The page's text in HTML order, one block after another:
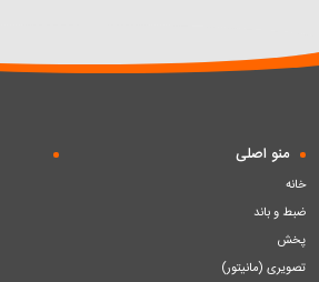
منو اصلی
خانه
ضبط و باند
پخش
تصویری (مانیتور)